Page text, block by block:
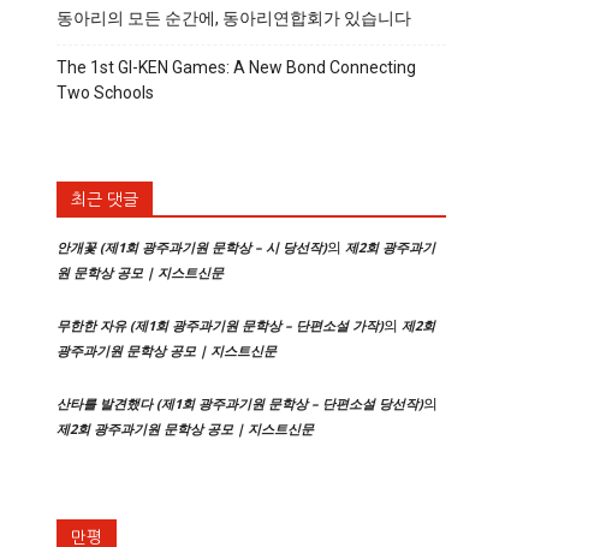
동아리의 모든 순간에, 동아리연합회가 있습니다
The 1st GI-KEN Games: A New Bond Connecting
Two Schools
최근 댓글
안개꽃 (제1회 광주과기원 문학상 – 시 당선작)의 제2회 광주과기
원 문학상 공모 | 지스트신문
무한한 자유 (제1회 광주과기원 문학상 – 단편소설 가작)의 제2회
광주과기원 문학상 공모 | 지스트신문
산타를 발견했다 (제1회 광주과기원 문학상 – 단편소설 당선작)의
제2회 광주과기원 문학상 공모 | 지스트신문
만평